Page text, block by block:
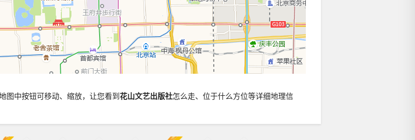
图中按钮可移动、缩放，让您看到花山文艺出版社怎么走、位于什么方位等详细地理信